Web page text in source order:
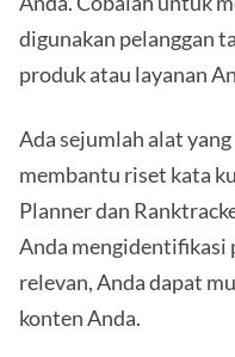
digunakan pelanggan
produk atau layanan
Ada sejumlah alat
membantu riset kata
Planner dan
Anda mengidentifikasi
relevan, Anda dapat
konten Anda.